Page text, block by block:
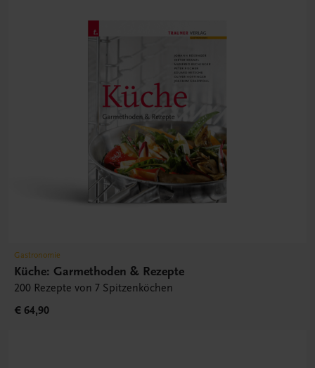
Gastronomie
Küche: Garmethoden & Rezepte
200 Rezepte von 7 Spitzenköchen
€ 64,90